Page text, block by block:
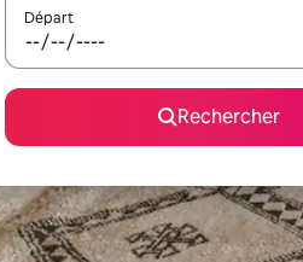
Départ
Rechercher